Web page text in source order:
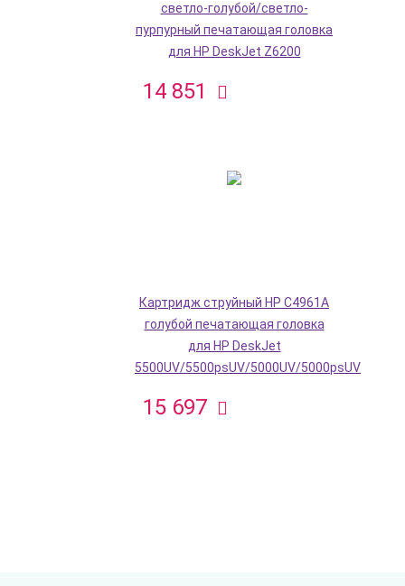
светло-голубой/светло-
пурпурный печатающая головка
для HP DeskJet Z6200
14 851
Картридж струйный HP C4961A
голубой печатающая головка
для HP DeskJet
5500UV/5500psUV/5000UV/5000psUV
15 697